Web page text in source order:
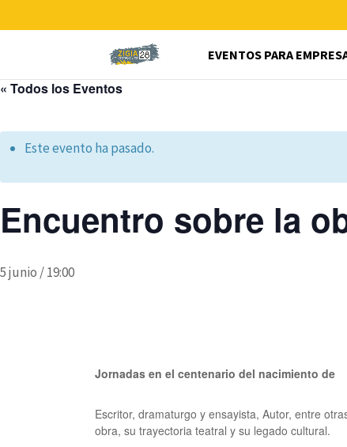
EVENTOS PARA
« Todos los Eventos
Este evento ha pasado.
Encuentro sobre la
5 junio / 19:00
Jornadas en el centenario del nacimiento de
Escritor, dramaturgo y ensayista, Autor, entre
obra, su trayectoria teatral y su legado cultural.